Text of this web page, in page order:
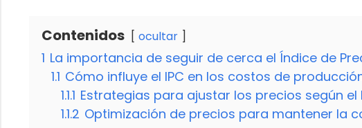
Contenidos ocultar
1 La importancia de seguir de cerca el Índice de
1.1 Cómo influye el IPC en los costos de
1.1.1 Estrategias para ajustar los precios según el
1.1.2 Optimización de precios para mantener la